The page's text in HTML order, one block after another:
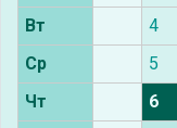
Вт
4
Ср
5
Чт
6